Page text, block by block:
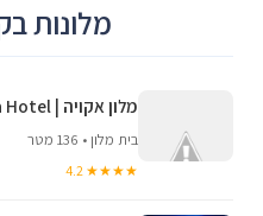
מלונות
מלון אקויה | Akoya Hotel
בית מלון • 136 מטר
★★★★ 4.2